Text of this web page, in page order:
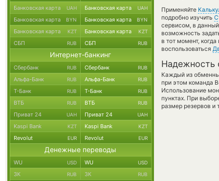
Применяйте
подробно изучить
сервисом, в
возможность
в тот момент,
воспользоваться
Надежность
Каждый из
при этом команда
Использование
пунктах. При
размер резервов и
Банковская карта UAH Банковская карта UAH
Банковская карта BYN Банковская карта BYN
Банковская карта KZT Банковская карта KZT
СБП RUB СБП RUB
Интернет-банкинг
Сбербанк RUB Сбербанк RUB
Альфа-Банк RUB Альфа-Банк RUB
Т-Банк RUB Т-Банк RUB
ВТБ RUB ВТБ RUB
Приват 24 UAH Приват 24 UAH
Kaspi Bank KZT Kaspi Bank KZT
Revolut EUR Revolut EUR
Денежные переводы
WU USD WU USD
ЗК RUB ЗК RUB